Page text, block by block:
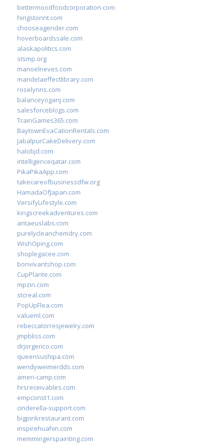
bettermoodfoodcorporation.com
hingstonnt.com
chooseagender.com
hoverboardssale.com
alaskapolitics.com
stsmp.org
manoelneves.com
mandelaeffectlibrary.com
roselynns.com
balanceyoganj.com
salesforceblogs.com
TrainGames365.com
BaytownEvaCationRentals.com
JabalpurCakeDelivery.com
halobjd.com
intelligenceqatar.com
PikaPikaApp.com
takecareofbusinessdfw.org
HamadaOfJapan.com
VersifyLifestyle.com
kingscreekadventures.com
antaeuslabs.com
purelycleanchemdry.com
WishOping.com
shoplegacee.com
bonvivantshop.com
CupPlante.com
mpzin.com
stcreal.com
PopUpFlea.com
valueml.com
rebeccatorresjewelry.com
jmpbliss.com
drjorgerico.com
queensushipa.com
wendyweimerdds.com
ameri-camp.com
hrsreceivables.com
empconst1.com
cinderella-support.com
bigpinkrestaurant.com
inspirehuahin.com
memmingerspainting.com